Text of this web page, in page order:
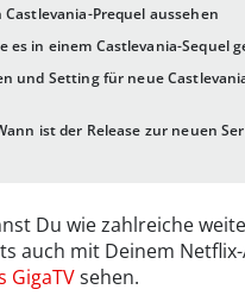
Prequel aussehen
es in einem Castlevania-Sequel
und Setting für neue
ist der Release zur neuen
Du wie zahlreiche
auch mit Deinem
GigaTVsehen.